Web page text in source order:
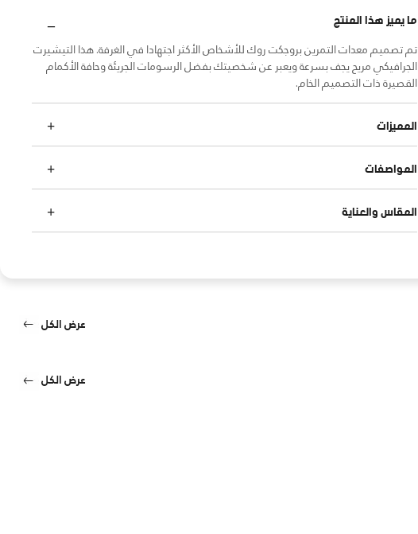
ما يميز هذا المنتج
تم تصميم معدات التمرين بروجكت روك للأشخاص الأكثر اجتهادا في الغرفة. هذا التيشيرت
الجرافيكي مريح يجف بسرعة ويعبر عن شخصيتك بفضل الرسومات الجريئة وحافة الأكمام
القصيرة ذات التصميم الخام.
المميزات
المواصفات
المقاس والعناية
عرض الكل
عرض الكل